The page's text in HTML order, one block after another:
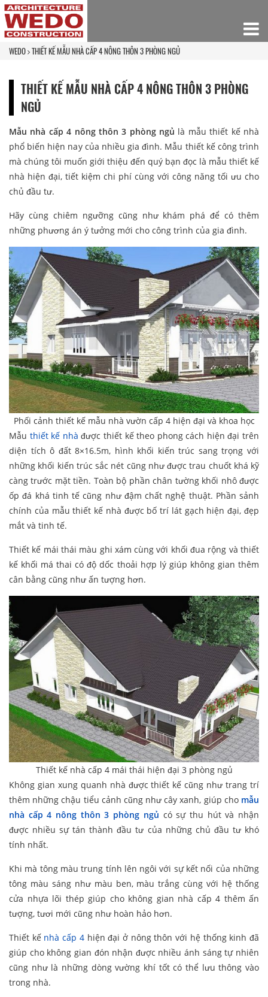
WEDO THIẾT KẾ MẪU NHÀ CẤP 4 NÔNG THÔN 3 PHÒNG NGỦ
THIẾT KẾ MẪU NHÀ CẤP 4 NÔNG THÔN 3 PHÒNG
NGỦ
Mẫu nhà cấp 4 nông thôn 3 phòng ngủ là mẫu thiết kế nhà
phổ biến hiện nay của nhiều gia đình. Mẫu thiết kế công trình
mà chúng tôi muốn giới thiệu đến quý bạn đọc là mẫu thiết kế
nhà hiện đại, tiết kiệm chi phí cùng với công năng tối ưu cho
chủ đầu tư.
Hãy cùng chiêm ngưỡng cũng như khám phá để có thêm
những phương án ý tưởng mới cho công trình của gia đình.
Phối cảnh thiết kế mẫu nhà vườn cấp 4 hiện đại và khoa học
Mẫu thiết kế nhà được thiết kế theo phong cách hiện đại trên
diện tích ô đất 8×16.5m, hình khối kiến trúc sang trọng với
những khối kiến trúc sắc nét cũng như được trau chuốt khá kỹ
càng trước mặt tiền. Toàn bộ phần chân tường khối nhô được
ốp đá khá tinh tế cũng như đậm chất nghệ thuật. Phần sảnh
chính của mẫu thiết kế nhà được bố trí lát gạch hiện đại, đẹp
mắt và tinh tế.
Thiết kế mái thái màu ghi xám cùng với khối đua rộng và thiết
kế khối má thai có độ dốc thoải hợp lý giúp không gian thêm
cân bằng cũng như ấn tượng hơn.
Thiết kế nhà cấp 4 mái thái hiện đại 3 phòng ngủ
Không gian xung quanh nhà được thiết kế cũng như trang trí
thêm những chậu tiểu cảnh cũng như cây xanh, giúp cho mẫu
nhà cấp 4 nông thôn 3 phòng ngủ có sự thu hút và nhận
được nhiều sự tán thành đầu tư của những chủ đầu tư khó
tính nhất.
Khi mà tông màu trung tính lên ngôi với sự kết nối của những
tông màu sáng như màu ben, màu trắng cùng với hệ thống
cửa nhựa lõi thép giúp cho không gian nhà cấp 4 thêm ấn
tượng, tươi mới cũng như hoàn hảo hơn.
Thiết kế nhà cấp 4hiện đại ở nông thôn với hệ thống kinh đã
giúp cho không gian đón nhận được nhiều ánh sáng tự nhiên
cũng như là những dòng vường khí tốt có thể lưu thông vào
trong nhà.